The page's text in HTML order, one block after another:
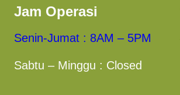
Jam Operasi
Senin-Jumat : 8AM – 5PM
Sabtu – Minggu : Closed